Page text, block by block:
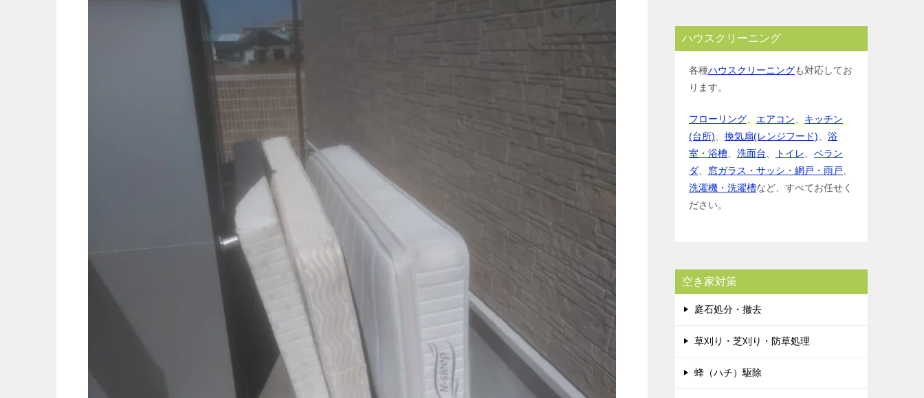
ハウスクリーニング
各種ハウスクリーニングも対応してお
ります。
フローリング エアコン
キッチン
(台所)
換気扇(レンジフード)
浴
室・浴槽
洗面台 トイレ
ベラン
ダ
窓ガラス・サッシ・網戸・雨戸
洗濯機・洗濯槽など、すべてお任せく
ださい。
空き家対策
庭石処分・撤去
草刈り・芝刈り・防草処理
蜂（ハチ）駆除